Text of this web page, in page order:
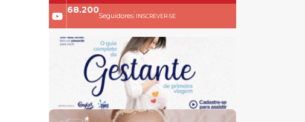
68.200
Seguidores| INSCREVER-SE